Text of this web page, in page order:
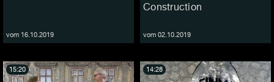
vom 16.10.2019
Construction
vom 02.10.2019
15:20 14:28